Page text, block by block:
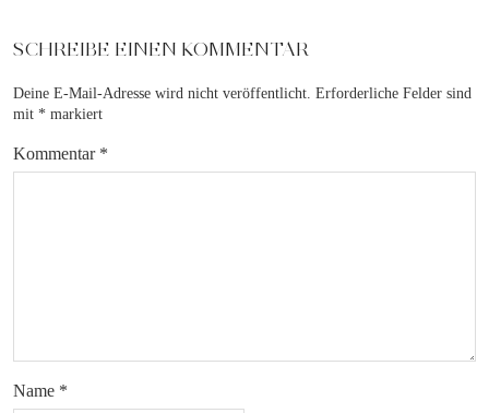
SCHREIBE EINEN KOMMENTAR
Deine E-Mail-Adresse wird nicht veröffentlicht. Erforderliche Felder sind
mit * markiert
Kommentar *
Name *